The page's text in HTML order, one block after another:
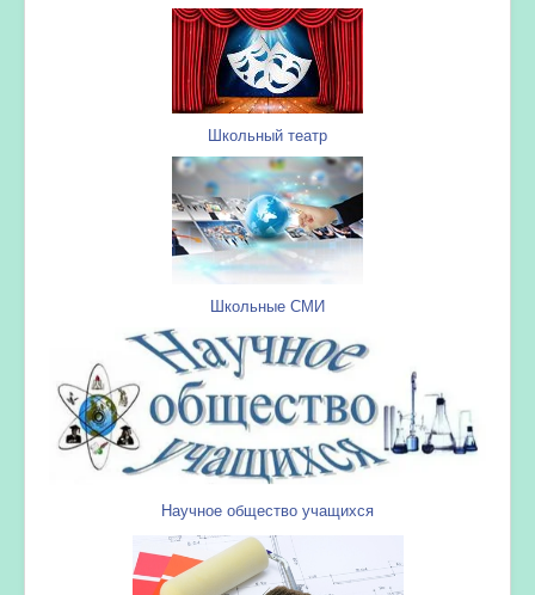
Школьный театр
Школьные СМИ
Научное общество учащихся